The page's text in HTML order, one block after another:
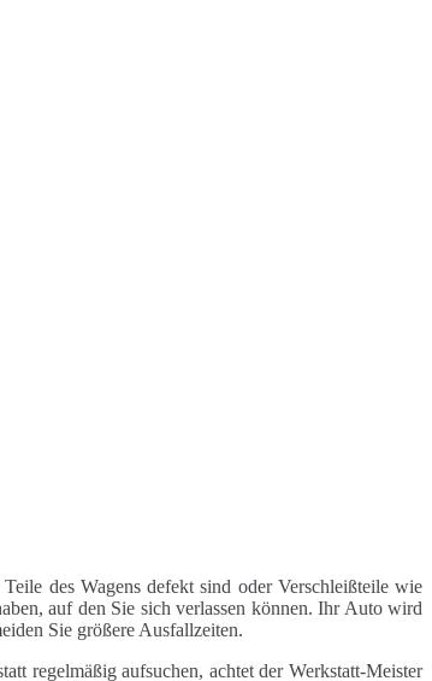
des Wagens defekt sind oder Verschleißteile wie
auf den Sie sich verlassen können. Ihr Auto wird
Sie größere Ausfallzeiten.
regelmäßig aufsuchen, achtet der Werkstatt-Meister